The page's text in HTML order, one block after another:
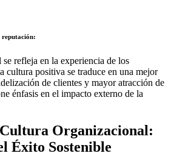
reputación:
refleja en la experiencia de los
cultura positiva se traduce en una mejor
de clientes y mayor atracción de
énfasis en el impacto externo de la
Organizacional:
Éxito Sostenible